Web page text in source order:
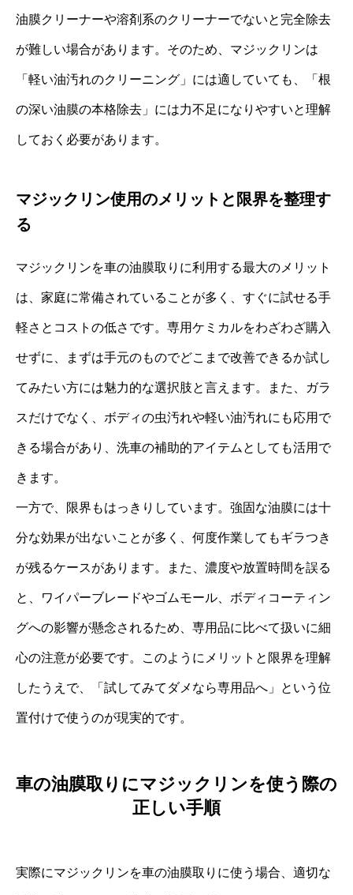
油膜クリーナーや溶剤系のクリーナーでないと完全除去
が難しい場合があります。そのため、マジックリンは
「軽い油汚れのクリーニング」には適していても、「根
の深い油膜の本格除去」には力不足になりやすいと理解
しておく必要があります。
マジックリン使用のメリットと限界を整理す
る
マジックリンを車の油膜取りに利用する最大のメリット
は、家庭に常備されていることが多く、すぐに試せる手
軽さとコストの低さです。専用ケミカルをわざわざ購入
せずに、まずは手元のものでどこまで改善できるか試し
てみたい方には魅力的な選択肢と言えます。また、ガラ
スだけでなく、ボディの虫汚れや軽い油汚れにも応用で
きる場合があり、洗車の補助的アイテムとしても活用で
きます。
一方で、限界もはっきりしています。強固な油膜には十
分な効果が出ないことが多く、何度作業してもギラつき
が残るケースがあります。また、濃度や放置時間を誤る
と、ワイパーブレードやゴムモール、ボディコーティン
グへの影響が懸念されるため、専用品に比べて扱いに細
心の注意が必要です。このようにメリットと限界を理解
したうえで、「試してみてダメなら専用品へ」という位
置付けで使うのが現実的です。
車の油膜取りにマジックリンを使う際の
正しい手順
実際にマジックリンを車の油膜取りに使う場合、適切な